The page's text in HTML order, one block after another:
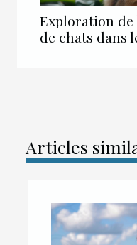
Exploration de
de chats dans
Articles